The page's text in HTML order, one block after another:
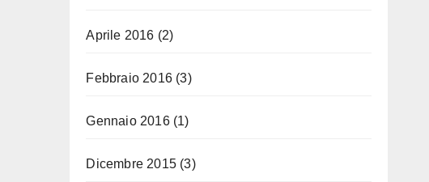
Aprile 2016 (2)
Febbraio 2016(3)
Gennaio 2016(1)
Dicembre 2015(3)